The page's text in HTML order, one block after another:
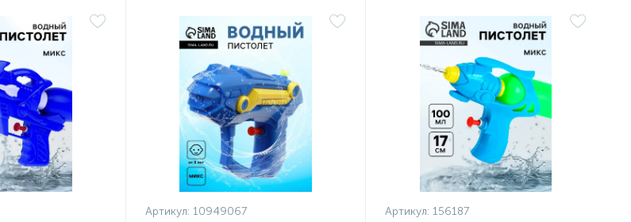
Артикул: 10949067 Артикул: 156187